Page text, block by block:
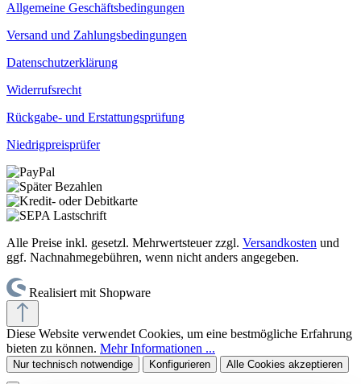
Allgemeine Geschäftsbedingungen
Versand und Zahlungsbedingungen
Datenschutzerklärung
Widerrufsrecht
Rückgabe- und Erstattungsprüfung
Niedrigpreisprüfer
Alle Preise inkl. gesetzl. Mehrwertsteuer zzgl. Versandkosten und
ggf. Nachnahmegebühren, wenn nicht anders angegeben.
Realisiert mit Shopware
Diese Website verwendet Cookies, um eine bestmögliche Erfahrung
bieten zu können. Mehr Informationen ...
Nur technisch notwendige Konfigurieren Alle Cookies akzeptieren